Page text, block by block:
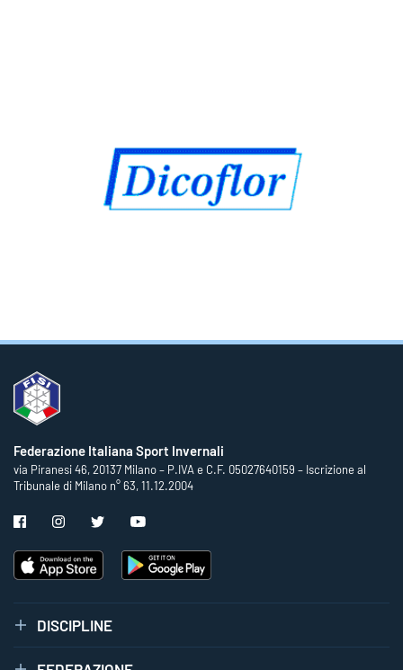
Federazione Italiana Sport Invernali
via Piranesi 46, 20137 Milano – P.IVA e C.F. 05027640159 – Iscrizione al
Tribunale di Milano n° 63, 11.12.2004
DISCIPLINE